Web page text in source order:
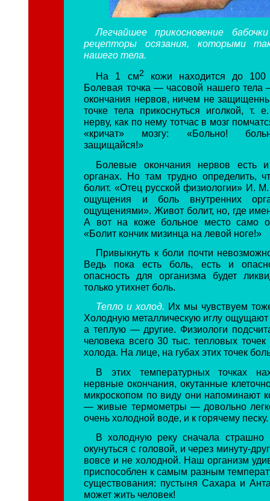
Легчайшее прикосновение
рецепторы осязания, которыми
нашего тела.
На 1 см2
кожи находится до 100
Болевая точка — часовой нашего тела
окончания нервов, ничем не
точке тела прикоснуться иголкой, т.
нерву, как по нему тотчас в мозг
«кричат» мозгу: «Больно!
защищайся!»
Болевые окончания нервов есть
органах. Но там трудно определить,
болит. «Отец русской физиологии» И.
ощущения и боль внутренних
ощущениями». Живот болит, но, где
А вот на коже больное место само о
«Болит кончик мизинца на левой ноге!»
Привыкнуть к боли почти
Ведь пока есть боль, есть и
опасность для организма будет
только утихнет боль.
Тепло и холод. Их мы чувствуем
Холодную металлическую иглу ощущают
а теплую — другие. Физиологи
человека всего 30 тыс. тепловых
холода. На лице, на губах этих точек
В этих температурных точках
нервные окончания, окутанные
микроскопом по виду они напоминают
— живые термометры — довольно
очень холодной воде, и к горячему песку.
В холодную реку сначала страшно
окунуться с головой, и через минуту-
вовсе и не холодной. Наш организм
приспособлен к самым разным
существования: пустыня Сахара и
может жить человек!